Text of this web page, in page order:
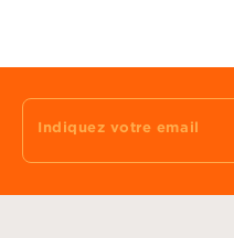
Indiquez votre email